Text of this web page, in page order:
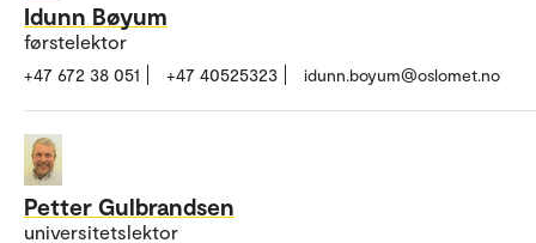
Idunn Bøyum
førstelektor
+47 672 38 051 +47 40525323 idunn.boyum@oslomet.no
Petter Gulbrandsen
universitetslektor